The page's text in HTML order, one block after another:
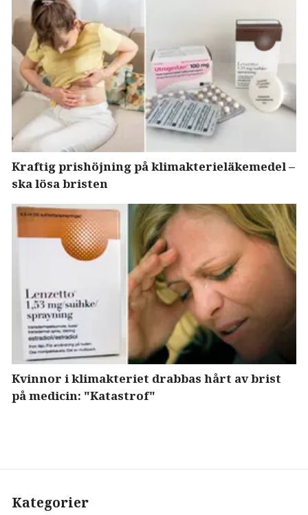
Kraftig prishöjning på klimakterieläkemedel –
ska lösa bristen
Kvinnor i klimakteriet drabbas hårt av brist
på medicin: "Katastrof"
Kategorier